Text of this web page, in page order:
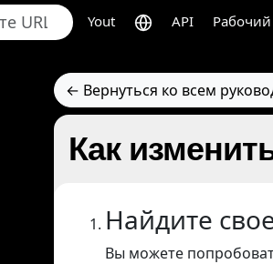
Yout API Рабочий
← Вернуться ко всем
Как
Найдите
Вы можете